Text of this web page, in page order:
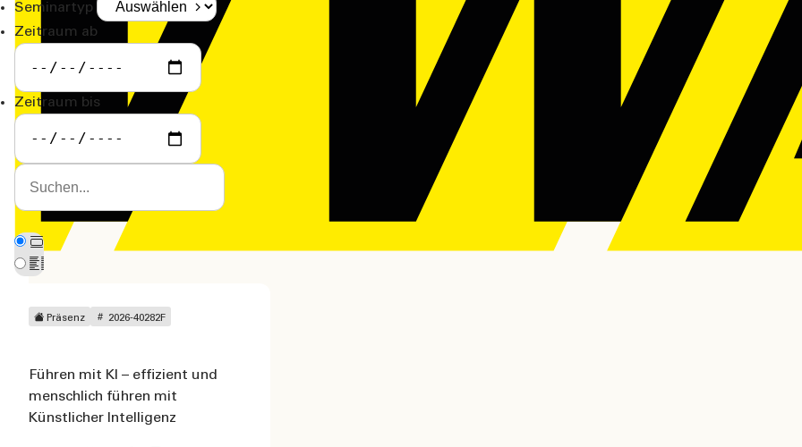
Studiengänge
(VWA)Verw.betriebswirt (VWA)
Seminartyp
Zeitraum ab
Zeitraum bis
Präsenz 2026-40282F
Führen mit KI – effizient und
menschlich führen mit
Künstlicher Intelligenz